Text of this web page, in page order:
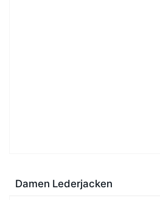
Damen Lederjacken